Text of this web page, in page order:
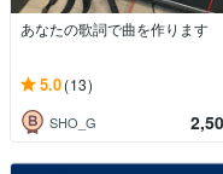
あなたの歌詞で曲を作ります
5.0(13)
SHO_G